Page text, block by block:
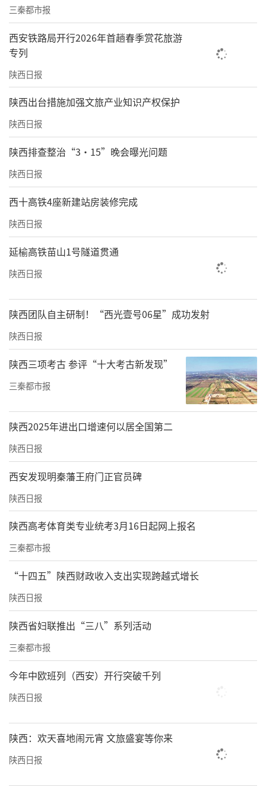
三秦都市报
西安铁路局开行2026年首趟春季赏花旅游
专列
陕西日报
​陕西出台措施加强文旅产业知识产权保护
陕西日报
陕西排查整治“3·15”晚会曝光问题
陕西日报
西十高铁4座新建站房装修完成
陕西日报
延榆高铁苗山1号隧道贯通
陕西日报
陕西团队自主研制！“西光壹号06星”成功发射
陕西日报
陕西三项考古 参评“十大考古新发现”
三秦都市报
陕西2025年进出口增速何以居全国第二
陕西日报
西安发现明秦藩王府门正官员碑
陕西日报
陕西高考体育类专业统考3月16日起网上报名
三秦都市报
“十四五”陕西财政收入支出实现跨越式增长
陕西日报
陕西省妇联推出“三八”系列活动
三秦都市报
今年中欧班列（西安）开行突破千列
陕西日报
陕西：欢天喜地闹元宵 文旅盛宴等你来
陕西日报